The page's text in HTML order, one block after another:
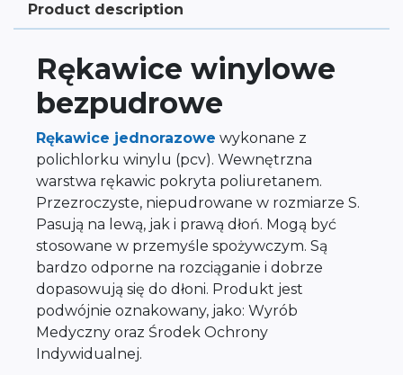
Product description
Rękawice winylowe
bezpudrowe
Rękawice jednorazowe wykonane z
polichlorku winylu (pcv). Wewnętrzna
warstwa rękawic pokryta poliuretanem.
Przezroczyste, niepudrowane w rozmiarze S.
Pasują na lewą, jak i prawą dłoń. Mogą być
stosowane w przemyśle spożywczym. Są
bardzo odporne na rozciąganie i dobrze
dopasowują się do dłoni. Produkt jest
podwójnie oznakowany, jako: Wyrób
Medyczny oraz Środek Ochrony
Indywidualnej.